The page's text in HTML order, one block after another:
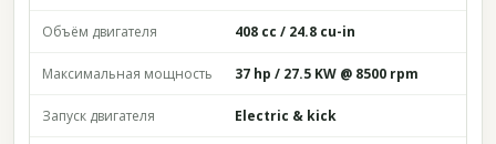
Объём двигателя 408 cc / 24.8 cu-in
Максимальная мощность 37 hp / 27.5 KW @ 8500 rpm
Запуск двигателя Electric & kick